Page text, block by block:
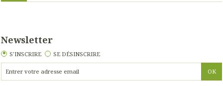
Newsletter
S'INSCRIRE SE DÉSINSCRIRE